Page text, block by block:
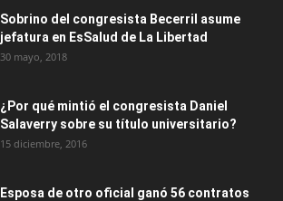
Sobrino del congresista Becerril asume
jefatura en EsSalud de La Libertad
30 mayo, 2018
¿Por qué mintió el congresista Daniel
Salaverry sobre su título universitario?
15 diciembre, 2016
Esposa de otro oficial ganó 56 contratos